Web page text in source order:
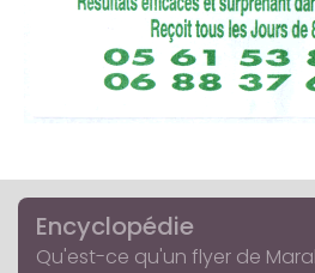
Encyclopédie
Qu'est-ce qu'un flyer de